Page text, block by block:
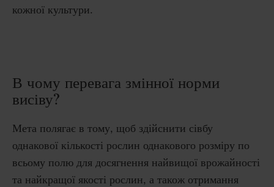
кожної культури.
В чому перевага змінної норми
висіву?
Мета полягає в тому, щоб здійснити сівбу
однакової кількості рослин однакового розміру по
всьому полю для досягнення найвищої врожайності
та найкращої якості рослин, а також отримання